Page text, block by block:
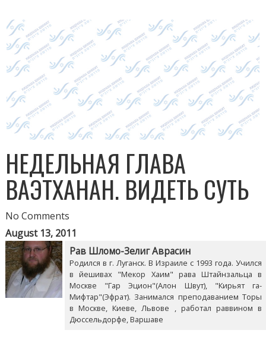
НЕДЕЛЬНАЯ ГЛАВА
ВАЭТХАНАН. ВИДЕТЬ СУТЬ
No Comments
August 13, 2011
Рав Шломо-Зелиг Аврасин
Родился в г. Луганск. В Израиле с 1993 года. Учился
в йешивах "Мекор Хаим" рава Штайнзальца в
Москве "Гар Эцион"(Алон Швут), "Кирьят га-
Мифтар"(Эфрат). Занимался преподаванием Торы
в Москве, Киеве, Львове , работал раввином в
Дюссельдорфе, Варшаве